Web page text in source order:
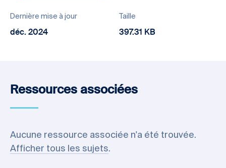
Dernière mise à jour
déc. 2024
Taille
397.31 KB
Ressources associées
Aucune ressource associée n'a été trouvée.
Afficher tous les sujets.